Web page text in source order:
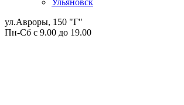
Ульяновск
ул.Авроры, 150 "Г"
Пн-Сб с 9.00 до 19.00